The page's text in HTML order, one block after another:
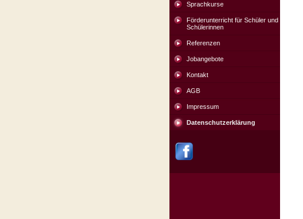
Sprachkurse
Förderunterricht für Schüler und
Schülerinnen
Referenzen
Jobangebote
Kontakt
AGB
Impressum
Datenschutzerklärung